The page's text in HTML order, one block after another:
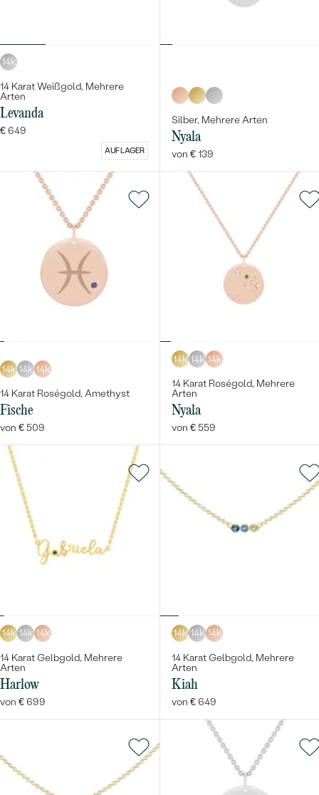
14k
14 Karat Weißgold, Mehrere
Arten
Levanda
€ 649
AUF LAGER
Silber, Mehrere Arten
Nyala
von € 139
14k 14k 14k
14 Karat Roségold, Amethyst
Fische
von € 509
14k 14k 14k
14 Karat Roségold, Mehrere
Arten
Nyala
von € 559
14k 14k 14k
14 Karat Gelbgold, Mehrere
Arten
Harlow
von € 699
14k 14k 14k
14 Karat Gelbgold, Mehrere
Arten
Kiah
von € 649